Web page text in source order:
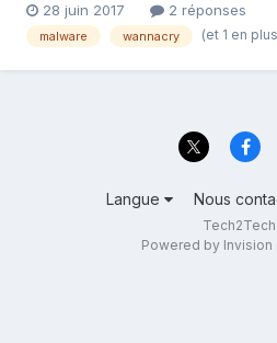
demandais quel intérêt avait leur(s)
place un dispositif de "killswitch"...
28 juin 2017 2 réponses
malware wannacry (et 1 en
Langue Nous
Powered by Invision